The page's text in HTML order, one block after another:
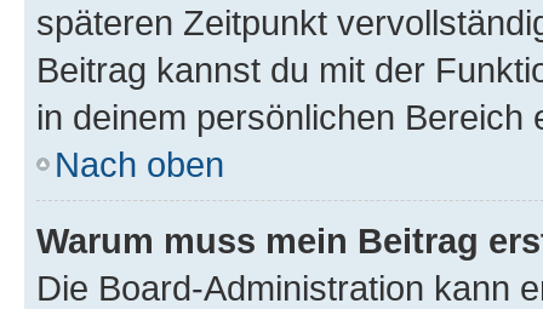
späteren Zeitpunkt
Beitrag kannst du mit der
in deinem persönlichen Bereich
Nach oben
Warum muss mein Beitrag
Die Board-Administration kann